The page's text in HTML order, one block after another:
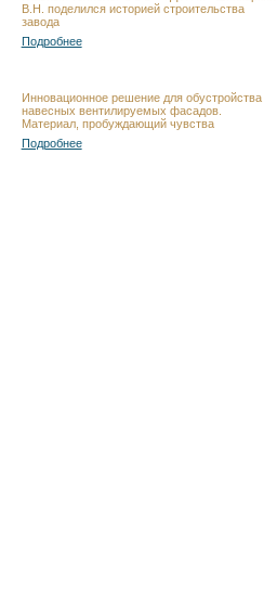
В.Н. поделился историей строительства
завода
Подробнее
Инновационное решение для обустройства
навесных вентилируемых фасадов.
Материал, пробуждающий чувства
Подробнее